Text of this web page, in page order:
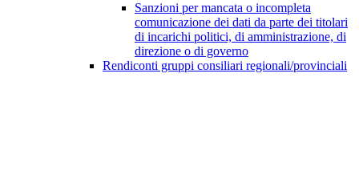
Sanzioni per mancata o incompleta
comunicazione dei dati da parte dei titolari
di incarichi politici, di amministrazione, di
direzione o di governo
Rendiconti gruppi consiliari regionali/provinciali